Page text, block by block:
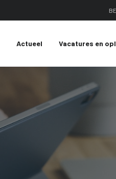
Actueel Vacatures en